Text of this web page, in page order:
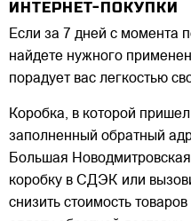
ИНТЕРНЕТ-ПОКУПКИ
Если за 7 дней с момента
найдете нужного
порадует вас легкостью
Коробка, в которой
заполненный обратный
Большая
коробку в СДЭК или
снизить стоимость